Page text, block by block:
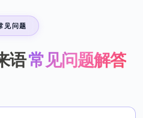
见问题
语常见问题解答